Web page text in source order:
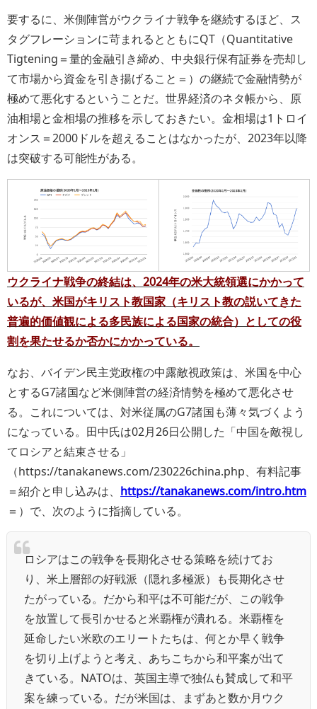
要するに、米側陣営がウクライナ戦争を継続するほど、ス
タグフレーションに苛まれるとともにQT（Quantitative
Tigtening＝量的金融引き締め、中央銀行保有証券を売却し
て市場から資金を引き揚げること＝）の継続で金融情勢が
極めて悪化するということだ。世界経済のネタ帳から、原
油相場と金相場の推移を示しておきたい。金相場は1トロイ
オンス＝2000ドルを超えることはなかったが、2023年以降
は突破する可能性がある。
ウクライナ戦争の終結は、2024年の米大統領選にかかって
いるが、米国がキリスト教国家（キリスト教の説いてきた
普遍的価値観による多民族による国家の統合）としての役
割を果たせるか否かにかかっている。
なお、バイデン民主党政権の中露敵視政策は、米国を中心
とするG7諸国など米側陣営の経済情勢を極めて悪化させ
る。これについては、対米従属のG7諸国も薄々気づくよう
になっている。田中氏は02月26日公開した「中国を敵視し
てロシアと結束させる」
（https://tanakanews.com/230226china.php、有料記事
＝紹介と申し込みは、 https://tanakanews.com/intro.htm
＝）で、次のように指摘している。
ロシアはこの戦争を長期化させる策略を続けてお
り、米上層部の好戦派（隠れ多極派）も長期化させ
たがっている。だから和平は不可能だが、この戦争
を放置して長引かせると米覇権が潰れる。米覇権を
延命したい米欧のエリートたちは、何とか早く戦争
を切り上げようと考え、あちこちから和平案が出て
きている。NATOは、英国主導で独仏も賛成して和平
案を練っている。だが米国は、まずあと数か月ウク